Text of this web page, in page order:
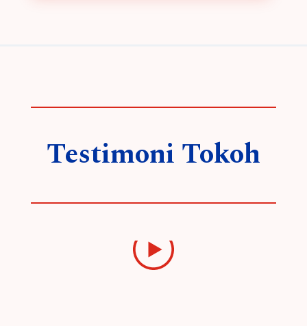
Testimoni Tokoh